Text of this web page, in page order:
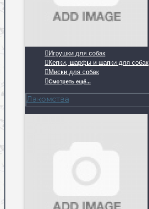
Игрушки для собак
Кепки, шарфы и шапки для собак
Миски для собак
Смотреть ещё...
Лакомства